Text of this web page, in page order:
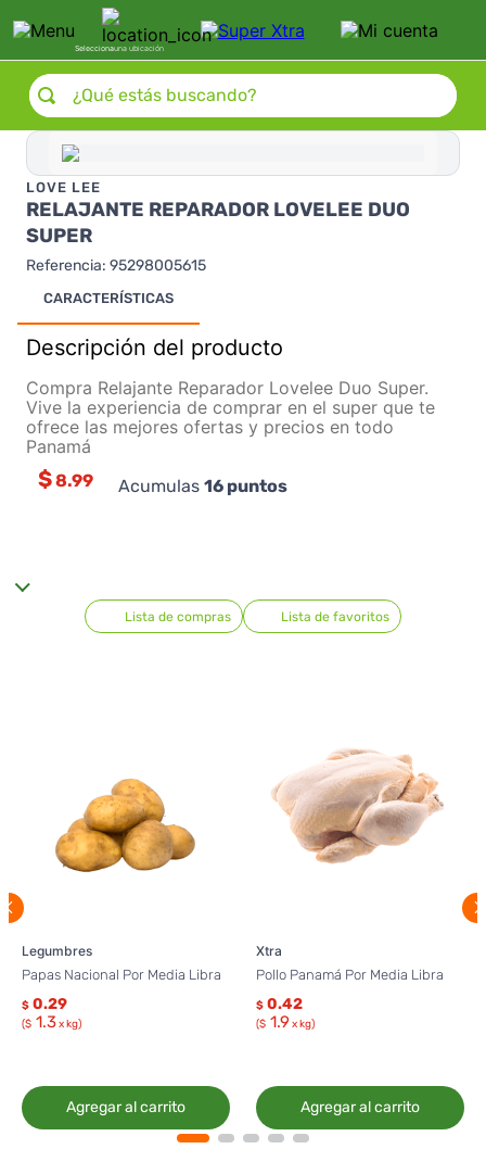
Seleccionauna ubicación
¿Qué estás buscando?
LOVE LEE
RELAJANTE REPARADOR LOVELEE DUO
SUPER
Referencia: 95298005615
CARACTERÍSTICAS
Descripción del producto
Compra Relajante Reparador Lovelee Duo Super.
Vive la experiencia de comprar en el super que te
ofrece las mejores ofertas y precios en todo
Panamá
$8.99 Acumulas 16puntos
Lista de compras Lista de favoritos
Legumbres
Papas Nacional Por Media Libra
$ 0.29
($ 1.3x kg)
Agregar al carrito
Xtra
Pollo Panamá Por Media Libra
$ 0.42
($ 1.9 x kg)
Agregar al carrito